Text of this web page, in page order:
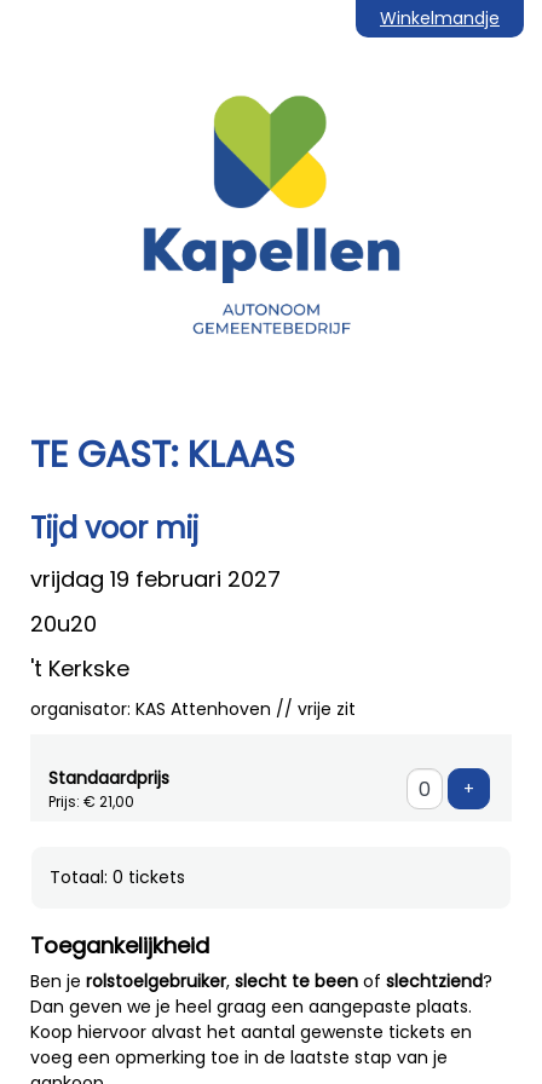
Winkelmandje
TE GAST: KLAAS
Tijd voor mij
vrijdag 19 februari 2027
20u20
't Kerkske
organisator: KAS Attenhoven // vrije zit
Standaardprijs
Prijs: € 21,00
+
Totaal: 0 tickets
Toegankelijkheid
Ben je rolstoelgebruiker, slecht te been of slechtziend?
Dan geven we je heel graag een aangepaste plaats.
Koop hiervoor alvast het aantal gewenste tickets en
voeg een opmerking toe in de laatste stap van je